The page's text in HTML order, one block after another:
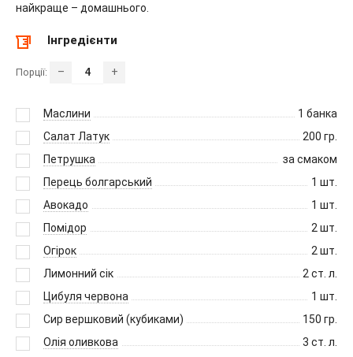
найкраще – домашнього.
Інгредієнти
Порції: – +
Маслини 1 банка
Салат Латук
200 гр.
Петрушка
за смаком
Перець болгарський
1 шт.
Авокадо
1 шт.
Помідор
2 шт.
Огірок
2 шт.
Лимонний сік
2 ст. л.
Цибуля червона
1 шт.
Сир вершковий (кубиками)
150 гр.
Олія оливкова
3 ст. л.